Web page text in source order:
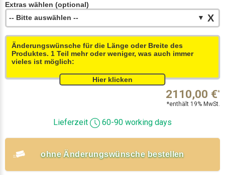
Extras wählen (optional)
-- Bitte auswählen --
▼ X
Änderungswünsche für die Länge oder Breite des
Produktes. 1 Teil mehr oder weniger, was auch immer
vieles ist möglich:
2110,00 €*
*enthält 19% MwSt.
Lieferzeit 60-90 working days
ohne Änderungswünsche bestellen